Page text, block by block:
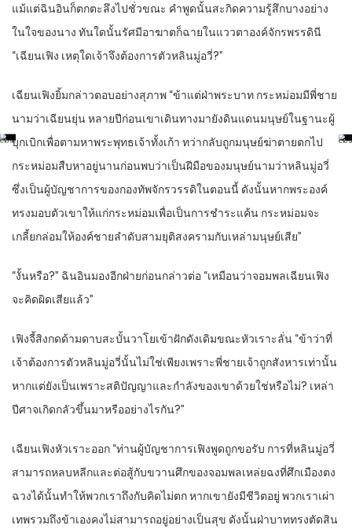
แม้แต่ฉินอินก็ตกตะลึงไปชั่วขณะ คำพูดนั้นสะกิดความรู้สึกบางอย่าง
ในใจของนาง ทันใดนั้นรัศมีอาฆาตก็ฉายในแววตาองค์จักรพรรดินี
“เฉียนเฟิง เหตุใดเจ้าจึงต้องการตัวหลินมู่อวี่?”
เฉียนเฟิงยิ้มกล่าวตอบอย่างสุภาพ “ข้าแต่ฝ่าพระบาท กระหม่อมมีพี่ชาย
นามว่าเฉียนยุ่น หลายปีก่อนเขาเดินทางมายังดินแดนมนุษย์ในฐานะผู้
บุกเบิกเพื่อตามหาพระพุทธเจ้าทั้งเก้า ทว่ากลับถูกมนุษย์ฆ่าตายตกไป
กระหม่อมสืบหาอยู่นานก่อนพบว่าเป็นฝีมือของมนุษย์นามว่าหลินมู่อวี่
ซึ่งเป็นผู้บัญชาการของกองทัพจักรวรรดิในตอนนี้ ดังนั้นหากพระองค์
ทรงมอบตัวเขาให้แก่กระหม่อมเพื่อเป็นการชำระแค้น กระหม่อมจะ
เกลี้ยกล่อมให้องค์ชายลำดับสามยุติสงครามกับเหล่ามนุษย์เสีย”
“งั้นหรือ?” ฉินอินมองอีกฝ่ายก่อนกล่าวต่อ “เหมือนว่าจอมพลเฉียนเฟิง
จะคิดผิดเสียแล้ว”
เฟิงจี้สิงกดด้ามดาบสะบั้นวาโยเข้าฝักดังเดิมขณะหัวเราะลั่น “ข้าว่าที่
เจ้าต้องการตัวหลินมู่อวี่นั้นไม่ใช่เพียงเพราะพี่ชายเจ้าถูกสังหารเท่านั้น
หากแต่ยังเป็นเพราะสติปัญญาและกำลังของเขาด้วยใช่หรือไม่? เหล่า
ปีศาจเกิดกลัวขึ้นมาหรืออย่างไรกัน?”
เฉียนเฟิงหัวเราะออก “ท่านผู้บัญชาการเฟิงพูดถูกขอรับ การที่หลินมู่อวี่
สามารถหลบหลีกและต่อสู้กับขวานศึกของจอมพลเหล่ยฉงที่ศึกเมืองตง
ฉวงได้นั้นทำให้พวกเราถึงกับคิดไม่ตก หากเขายังมีชีวิตอยู่ พวกเราเผ่า
เทพรวมถึงข้าเองคงไม่สามารถอยู่อย่างเป็นสุข ดังนั้นฝ่าบาททรงตัดสิน